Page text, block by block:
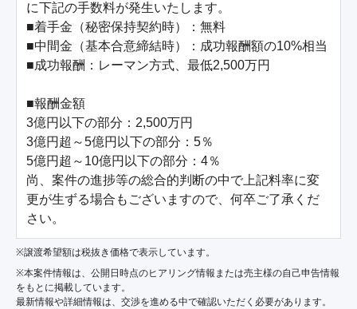
に下記の手数料が発生いたします。
■着手金（秘密保持契約時）：無料
■中間金（基本合意締結時）：成功報酬額の10%相当
■成功報酬：レーマン方式、最低2,500万円
■報酬金額
3億円以下の部分：2,500万円
3億円超～5億円以下の部分：5％
5億円超～10億円以下の部分：4％
尚、案件の進捗等の総合的判断の中で上記料率に変
更が生ずる場合もございますので、何卒ご了承くだ
さい。
※譲渡希望額は税抜き価格で表示しています。
※本案件情報は、公開日時点のヒアリング情報または売主様の自己申告情報
をもとに掲載しています。
最新情報や詳細情報は、交渉を進める中で確認いただく必要があります。